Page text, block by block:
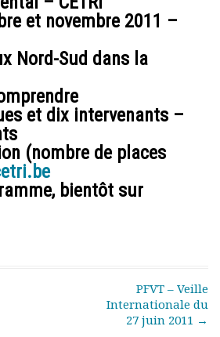
et novembre 2011 –
Nord-Sud dans la
et dix intervenants –
(nombre de places
bientôt sur
PFVT – Veille
Internationale du
27 juin 2011 →